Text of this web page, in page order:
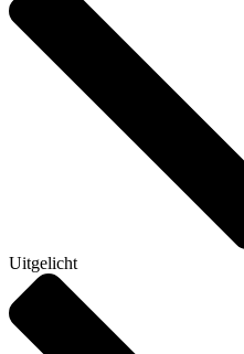
Uitgelicht